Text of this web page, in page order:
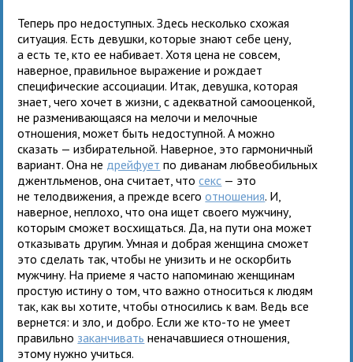
Теперь про недоступных. Здесь несколько схожая
ситуация. Есть девушки, которые знают себе цену,
а есть те, кто ее набивает. Хотя цена не совсем,
наверное, правильное выражение и рождает
специфические ассоциации. Итак, девушка, которая
знает, чего хочет в жизни, с адекватной самооценкой,
не разменивающаяся на мелочи и мелочные
отношения, может быть недоступной. А можно
сказать — избирательной. Наверное, это гармоничный
вариант. Она не дрейфует по диванам любвеобильных
джентльменов, она считает, чтосекс — это
не телодвижения, а прежде всегоотношения. И,
наверное, неплохо, что она ищет своего мужчину,
которым сможет восхищаться. Да, на пути она может
отказывать другим. Умная и добрая женщина сможет
это сделать так, чтобы не унизить и не оскорбить
мужчину. На приеме я часто напоминаю женщинам
простую истину о том, что важно относиться к людям
так, как вы хотите, чтобы относились к вам. Ведь все
вернется: и зло, и добро. Если же кто-то не умеет
правильно заканчивать неначавшиеся отношения,
этому нужно учиться.